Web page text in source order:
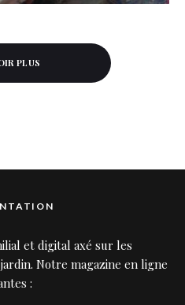
PLUS
et digital axé sur les
Notre magazine en ligne
: